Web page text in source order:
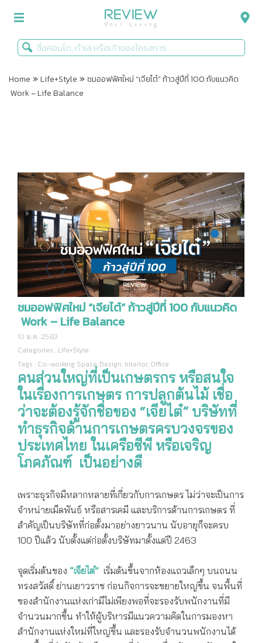
รีวิวคอนโด
Infographic
ข่าวโปรโมชั่น
Home »Life+Style »ชมออฟฟิศใหม่ “เจียไต๋” ก้าวสู่ปีที่ 100 กับแนวคิด
Work – Life Balance
ชมออฟฟิศใหม่ “เจียไต๋” ก้าวสู่ปีที่ 100 กับแนวคิด
Work – Life Balance
10 ม.ค. 2563
Categories : Life+Style
Tags : Co-working Space, Design, Interior, Office
คนส่วนใหญ่ที่เป็นเกษตรกร หรือสนใจ
ในเรื่องการเกษตร การปลูกต้นไม้ เชื่อ
ว่าจะต้องรู้จักชื่อของ “เจียไต๋” บริษัทที่
ทำธุรกิจด้านการเกษตรครบวงจรของ
ประเทศไทย ในเครือซีพี หรือเจริญ
โภคภัณฑ์ เป็นอย่างดี
เพราะธุรกิจมีหลากหลายที่เกี่ยวกับการเกษตร ไม่ว่าจะเป็นการ
จำหน่ายเม็ดพันธ์ หรือสารเคมี และบริการด้านการเกษตร ที่
สำคัญเป็นบริษัทที่ก่อตั้งมาอย่างยาวนาน นับอายุก็จะครบ
100 ปีแล้ว นับตั้งแต่ก่อตั้งบริษัทมาตั้งแต่ปี 2463
จุดเริ่มต้นของ “เจียไต๋” เริ่มต้นขึ้นจากห้องแถวเล็กๆ บนถนน
ทรงสวัสดิ์ ย่านเยาวราช ก่อนกิจการจะขยายใหญ่ขึ้น จนพื้นที่
ของสำนักงานแห่งเก่ามีไม่เพียงพอที่จะรองรับพนักงานที่มี
จำนวนมากขึ้น ทำให้ผู้บริหารมีแนวความคิดในการมองหา
สำนักงานแห่งใหม่ที่ใหญ่ขึ้น และรองรับจำนวนพนักงานได้